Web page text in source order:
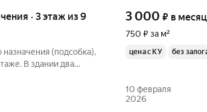
· 3 этаж из 9
(подсобка),
В здании два
указанному в
3 000 ₽ в месяц
750 ₽ за м²
цена с КУ без
10 февраля
2026